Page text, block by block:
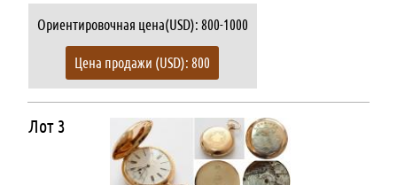
Ориентировочная цена(USD): 800-1000
Цена продажи (USD): 800
Лот 3